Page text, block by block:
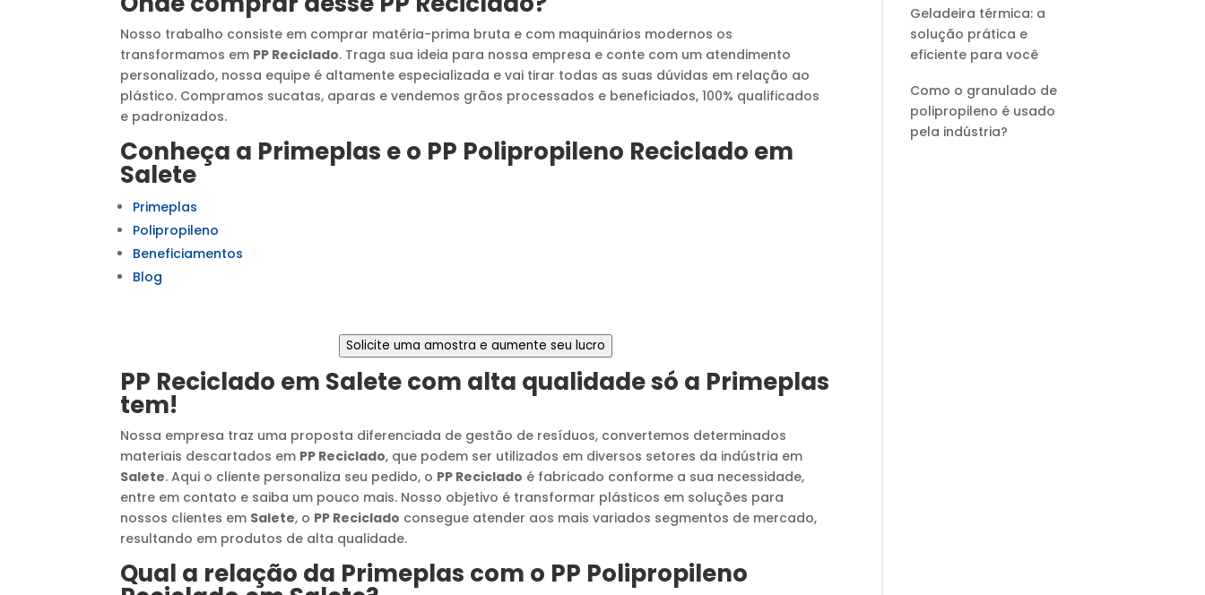
Nosso trabalho consiste em comprar matéria-prima bruta e com maquinários modernos os
transformamos em PP Reciclado. Traga sua ideia para nossa empresa e conte com um atendimento
personalizado, nossa equipe é altamente especializada e vai tirar todas as suas dúvidas em relação ao
plástico. Compramos sucatas, aparas e vendemos grãos processados e beneficiados, 100% qualificados
e padronizados.
Conheça a Primeplas e o PP Polipropileno Reciclado em
Salete
Primeplas
Polipropileno
Beneficiamentos
Blog
Solicite uma amostra e aumente seu lucro
PP Reciclado em Saletecom alta qualidade só a Primeplas
tem!
Nossa empresa traz uma proposta diferenciada de gestão de resíduos, convertemos determinados
materiais descartados em PP Reciclado, que podem ser utilizados em diversos setores da indústria em
Salete. Aqui o cliente personaliza seu pedido, o PP Reciclado é fabricado conforme a sua necessidade,
entre em contato e saiba um pouco mais. Nosso objetivo é transformar plásticos em soluções para
nossos clientes em Salete, o PP Reciclado consegue atender aos mais variados segmentos de mercado,
resultando em produtos de alta qualidade.
Qual a relação da Primeplas com o PP Polipropileno
Geladeira térmica: a
solução prática e
eficiente para você
Como o granulado de
polipropileno é usado
pela indústria?